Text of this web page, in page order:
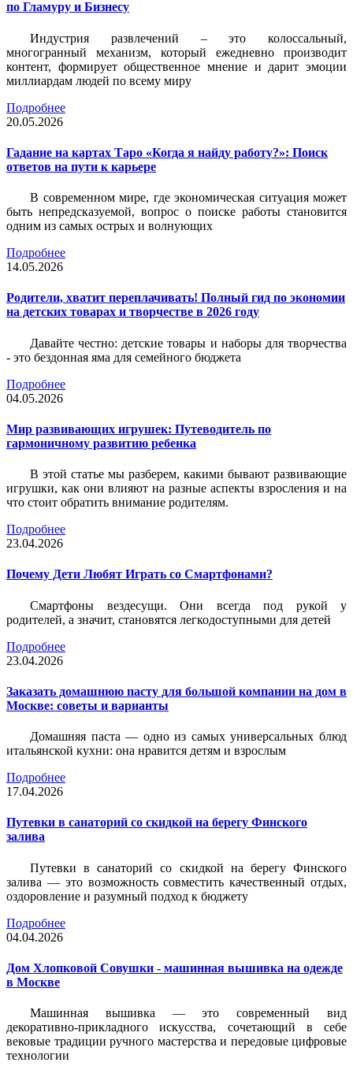
по Гламуру и Бизнесу
Индустрия развлечений – это колоссальный,
многогранный механизм, который ежедневно производит
контент, формирует общественное мнение и дарит эмоции
миллиардам людей по всему миру
Подробнее
20.05.2026
Гадание на картах Таро «Когда я найду работу?»: Поиск
ответов на пути к карьере
В современном мире, где экономическая ситуация может
быть непредсказуемой, вопрос о поиске работы становится
одним из самых острых и волнующих
Подробнее
14.05.2026
Родители, хватит переплачивать! Полный гид по экономии
на детских товарах и творчестве в 2026 году
Давайте честно: детские товары и наборы для творчества
- это бездонная яма для семейного бюджета
Подробнее
04.05.2026
Мир развивающих игрушек: Путеводитель по
гармоничному развитию ребенка
В этой статье мы разберем, какими бывают развивающие
игрушки, как они влияют на разные аспекты взросления и на
что стоит обратить внимание родителям.
Подробнее
23.04.2026
Почему Дети Любят Играть со Смартфонами?
Смартфоны вездесущи. Они всегда под рукой у
родителей, а значит, становятся легкодоступными для детей
Подробнее
23.04.2026
Заказать домашнюю пасту для большой компании на дом в
Москве: советы и варианты
Домашняя паста — одно из самых универсальных блюд
итальянской кухни: она нравится детям и взрослым
Подробнее
17.04.2026
Путевки в санаторий со скидкой на берегу Финского
залива
Путевки в санаторий со скидкой на берегу Финского
залива — это возможность совместить качественный отдых,
оздоровление и разумный подход к бюджету
Подробнее
04.04.2026
Дом Хлопковой Совушки - машинная вышивка на одежде
в Москве
Машинная вышивка — это современный вид
декоративно-прикладного искусства, сочетающий в себе
вековые традиции ручного мастерства и передовые цифровые
технологии